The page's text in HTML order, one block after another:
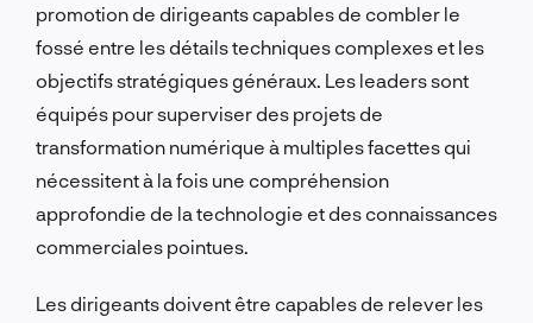
promotion de dirigeants capables de combler le
fossé entre les détails techniques complexes et les
objectifs stratégiques généraux. Les leaders sont
équipés pour superviser des projets de
transformation numérique à multiples facettes qui
nécessitent à la fois une compréhension
approfondie de la technologie et des connaissances
commerciales pointues.
Les dirigeants doivent être capables de relever les